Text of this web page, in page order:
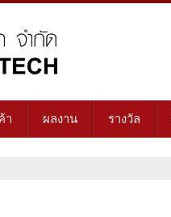
า ผลงาน รางวัล